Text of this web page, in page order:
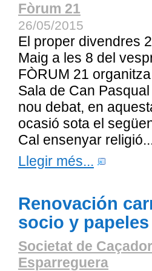
Fòrum 21
26/05/2015
El proper divendres
Maig a les 8 del
FÒRUM 21
Sala de Can
nou debat, en
ocasió sota el
Cal ensenyar
Llegir més...
Renovación
socio y
Societat de
Esparreguera